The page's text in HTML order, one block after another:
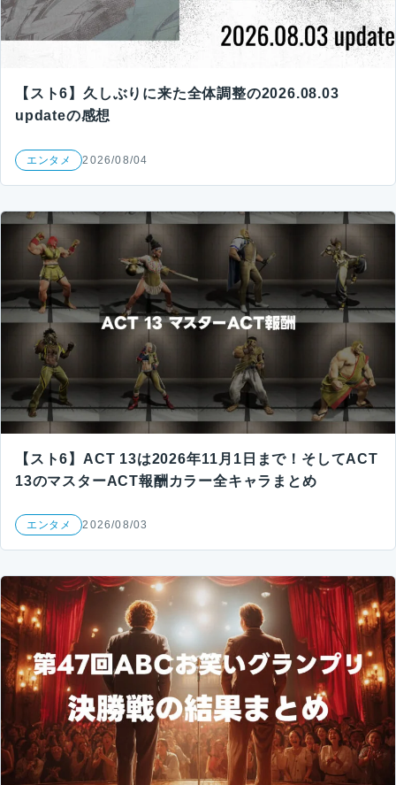
【スト6】久しぶりに来た全体調整の2026.08.03
updateの感想
エンタメ 2026/08/04
【スト6】ACT 13は2026年11月1日まで！そしてACT
13のマスターACT報酬カラー全キャラまとめ
エンタメ 2026/08/03